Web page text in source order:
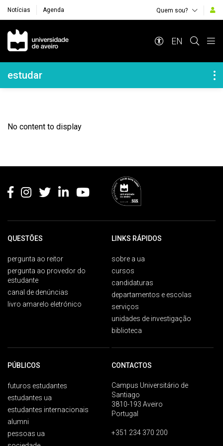
Notícias Agenda Quem sou?
Navegação Principal
EN
Navegação Lateral
estudar
No content to display
QUESTÕES
pergunta ao reitor
pergunta ao provedor do
estudante
canal de denúncias
livro amarelo eletrónico
LINKS RÁPIDOS
sobre a ua
cursos
candidaturas
departamentos e escolas
serviços
unidades de investigação
biblioteca
PÚBLICOS
futuros estudantes
estudantes ua
estudantes internacionais
alumni
pessoas ua
CONTACTOS
Campus Universitário de
Santiago
3810-193 Aveiro
Portugal
+351 234 370 200